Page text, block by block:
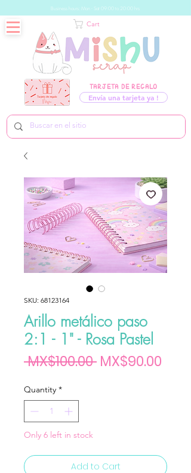
Business hours: Mon - Sat 09:00 to 20:00 hrs
TARJETA DE REGALO
Envía una tarjeta ya !
Cart
SKU: 68123164
Arillo metálico paso
2:1 - 1" - Rosa Pastel
MX$100.00 Regular Price
MX$90.00
Quantity *
Only 6 left in stock
Add to Cart